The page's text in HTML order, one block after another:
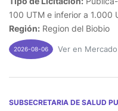
100 UTM e inferior a 1.000
Región: Region del Biobio
2026-08-06 Ver en
SUBSECRETARIA DE SALUD